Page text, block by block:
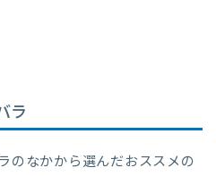
ラ
のなかから選んだおススメの